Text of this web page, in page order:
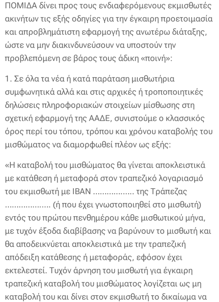
ΠΟΜΙΔΑ δίνει προς τους ενδιαφερόμενους εκμισθωτές
ακινήτων τις εξής οδηγίες για την έγκαιρη προετοιμασία
και απροβλημάτιστη εφαρμογή της ανωτέρω διάταξης,
ώστε να μην διακινδυνεύσουν να υποστούν την
προβλεπόμενη σε βάρος τους άδικη «ποινή»:
1. Σε όλα τα νέα ή κατά παράταση μισθωτήρια
συμφωνητικά αλλά και στις αρχικές ή τροποποιητικές
δηλώσεις πληροφοριακών στοιχείων μίσθωσης στη
σχετική εφαρμογή της ΑΑΔΕ, συνιστούμε ο κλασσικός
όρος περί του τόπου, τρόπου και χρόνου καταβολής του
μισθώματος να διαμορφωθεί πλέον ως εξής:
«Η καταβολή του μισθώματος θα γίνεται αποκλειστικά
με κατάθεση ή μεταφορά στον τραπεζικό λογαριασμό
του εκμισθωτή με ΙΒΑΝ ………….….. της Τράπεζας
…………….…. (ή που έχει γνωστοποιηθεί στο μισθωτή)
εντός του πρώτου πενθημέρου κάθε μισθωτικού μήνα,
με τυχόν έξοδα διαβίβασης να βαρύνουν το μισθωτή και
θα αποδεικνύεται αποκλειστικά με την τραπεζική
απόδειξη κατάθεσης ή μεταφοράς, εφόσον έχει
εκτελεστεί. Τυχόν άρνηση του μισθωτή για έγκαιρη
τραπεζική καταβολή του μισθώματος λογίζεται ως μη
καταβολή του και δίνει στον εκμισθωτή το δικαίωμα να